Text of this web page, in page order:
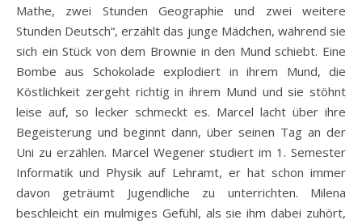
Mathe, zwei Stunden Geographie und zwei weitere
Stunden Deutsch“, erzählt das junge Mädchen, während sie
sich ein Stück von dem Brownie in den Mund schiebt. Eine
Bombe aus Schokolade explodiert in ihrem Mund, die
Köstlichkeit zergeht richtig in ihrem Mund und sie stöhnt
leise auf, so lecker schmeckt es. Marcel lacht über ihre
Begeisterung und beginnt dann, über seinen Tag an der
Uni zu erzählen. Marcel Wegener studiert im 1. Semester
Informatik und Physik auf Lehramt, er hat schon immer
davon geträumt Jugendliche zu unterrichten. Milena
beschleicht ein mulmiges Gefühl, als sie ihm dabei zuhört,